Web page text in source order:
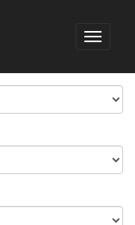
Toggle